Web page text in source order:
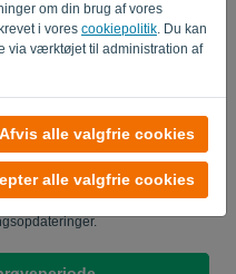
om din brug af vores
i vores cookiepolitik. Du kan
via værktøjet til administration af
Afvis alle valgfrie cookies
alle valgfrie cookies